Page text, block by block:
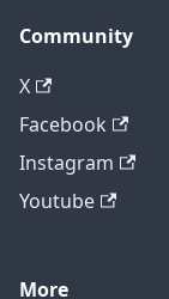
Community
X
Facebook
Instagram
Youtube
More